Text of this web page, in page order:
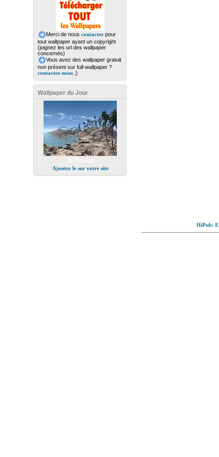
Merci de nous contacterpour
tout wallpaper ayant un copyright
(joignez les url des wallpaper
concernés)
Vous avez des wallpaper gratuit
non présent sur full-wallpaper ?
contactez-nous;)
Wallpaper du Jour
Ajoutez le sur votre site
HiPub: